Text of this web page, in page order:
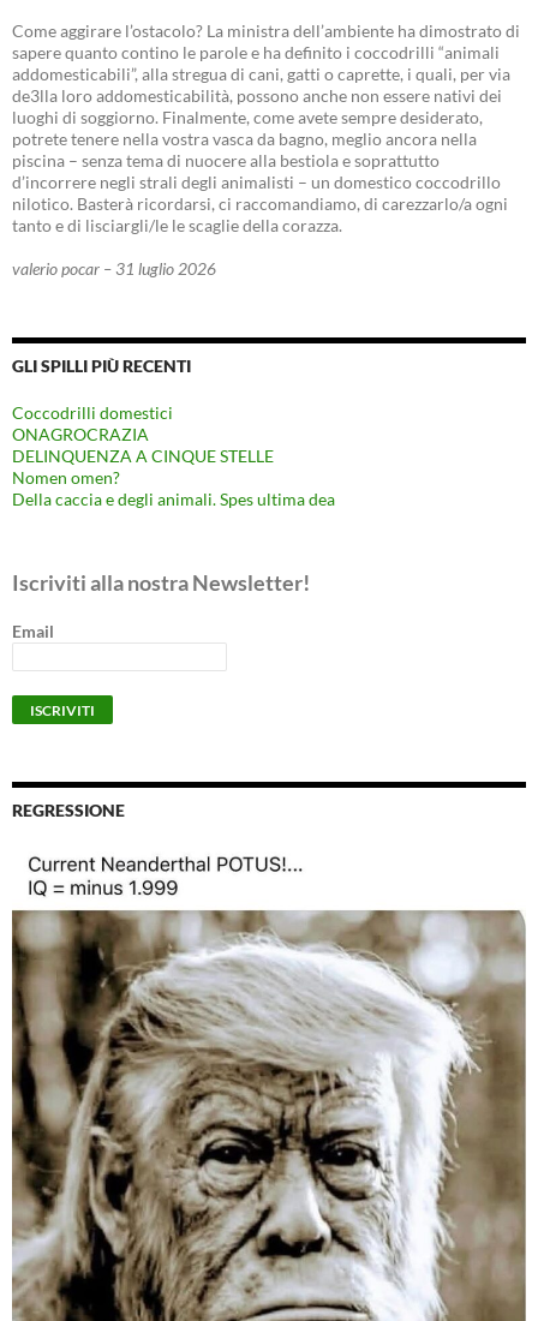
Come aggirare l’ostacolo? La ministra dell’ambiente ha dimostrato di
sapere quanto contino le parole e ha definito i coccodrilli “animali
addomesticabili”, alla stregua di cani, gatti o caprette, i quali, per via
de3lla loro addomesticabilità, possono anche non essere nativi dei
luoghi di soggiorno. Finalmente, come avete sempre desiderato,
potrete tenere nella vostra vasca da bagno, meglio ancora nella
piscina – senza tema di nuocere alla bestiola e soprattutto
d’incorrere negli strali degli animalisti – un domestico coccodrillo
nilotico. Basterà ricordarsi, ci raccomandiamo, di carezzarlo/a ogni
tanto e di lisciargli/le le scaglie della corazza.
valerio pocar – 31 luglio 2026
GLI SPILLI PIÙ RECENTI
Coccodrilli domestici
ONAGROCRAZIA
DELINQUENZA A CINQUE STELLE
Nomen omen?
Della caccia e degli animali. Spes ultima dea
Iscriviti alla nostra Newsletter!
Email
REGRESSIONE